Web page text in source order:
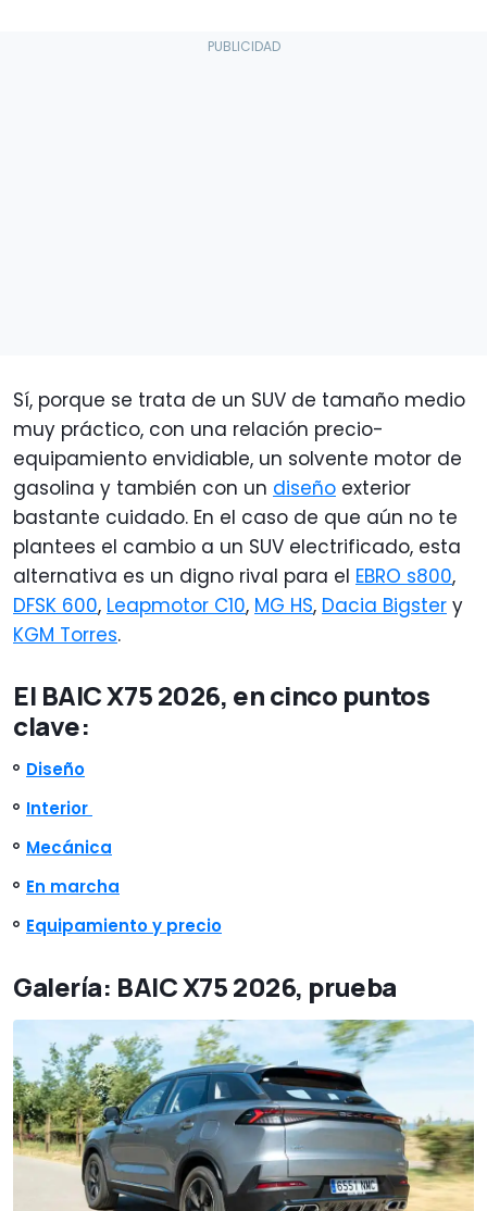
Sí, porque se trata de un SUV de tamaño medio
muy práctico, con una relación precio-
equipamiento envidiable, un solvente motor de
gasolina y también con un diseño exterior
bastante cuidado. En el caso de que aún no te
plantees el cambio a un SUV electrificado, esta
alternativa es un digno rival para el EBRO s800,
DFSK 600, Leapmotor C10, MG HS, Dacia Bigster y
KGM Torres.
El BAIC X75 2026, en cinco puntos
clave:
Diseño
Interior
Mecánica
En marcha
Equipamiento y precio
Galería: BAIC X75 2026, prueba